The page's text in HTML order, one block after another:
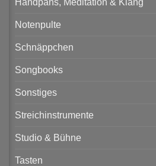
Notenpulte
Schnäppchen
Songbooks
Sonstiges
Streichinstrumente
Studio & Bühne
Tasten